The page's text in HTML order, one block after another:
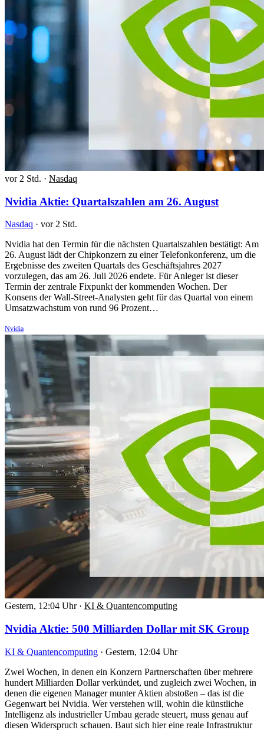
vor 2 Std. · Nasdaq
Nvidia Aktie: Quartalszahlen am 26. August
Nasdaq · vor 2 Std.
Nvidia hat den Termin für die nächsten Quartalszahlen bestätigt: Am
26. August lädt der Chipkonzern zu einer Telefonkonferenz, um die
Ergebnisse des zweiten Quartals des Geschäftsjahres 2027
vorzulegen, das am 26. Juli 2026 endete. Für Anleger ist dieser
Termin der zentrale Fixpunkt der kommenden Wochen. Der
Konsens der Wall-Street-Analysten geht für das Quartal von einem
Umsatzwachstum von rund 96 Prozent…
Nvidia
Gestern, 12:04 Uhr · KI & Quantencomputing
Nvidia Aktie: 500 Milliarden Dollar mit SK Group
KI & Quantencomputing · Gestern, 12:04 Uhr
Zwei Wochen, in denen ein Konzern Partnerschaften über mehrere
hundert Milliarden Dollar verkündet, und zugleich zwei Wochen, in
denen die eigenen Manager munter Aktien abstoßen – das ist die
Gegenwart bei Nvidia. Wer verstehen will, wohin die künstliche
Intelligenz als industrieller Umbau gerade steuert, muss genau auf
diesen Widerspruch schauen. Baut sich hier eine reale Infrastruktur